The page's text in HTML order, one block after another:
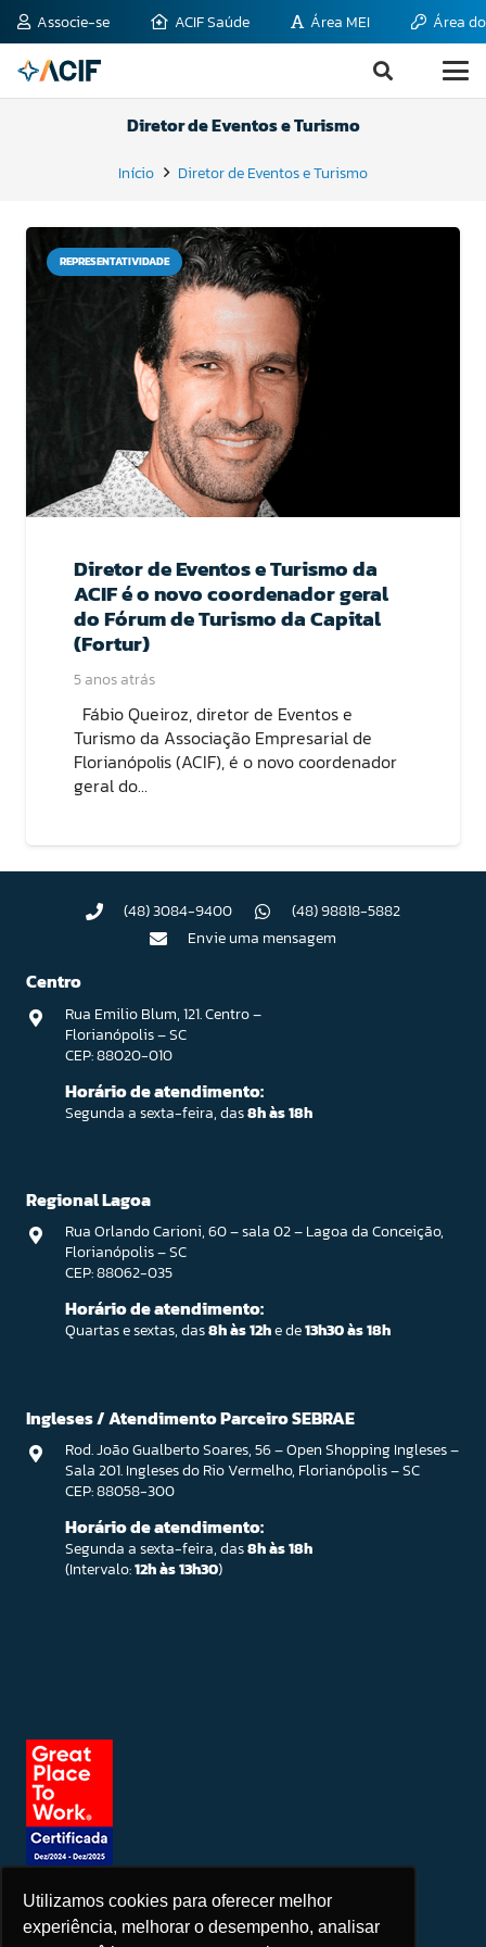
Utilizamos cookies para oferecer melhor
experiência, melhorar o desempenho, analisar
Associe-se ACIF Saúde Área MEI Área
Diretor de Eventos e Turismo
Início Diretor de Eventos e Turismo
REPRESENTATIVIDADE
Diretor de Eventos e Turismo da
ACIF é o novo coordenador geral
do Fórum de Turismo da Capital
(Fortur)
5 anos atrás
Fábio Queiroz, diretor de Eventos e
Turismo da Associação Empresarial de
Florianópolis (ACIF), é o novo coordenador
geral do…
(48) 3084-9400
(48) 98818-5882
Envie uma mensagem
Centro
Rua Emilio Blum, 121. Centro –
Florianópolis – SC
CEP: 88020-010
Horário de atendimento:
Segunda a sexta-feira, das8h às 18h
Regional Lagoa
Rua Orlando Carioni, 60 – sala 02 – Lagoa da Conceição,
Florianópolis – SC
CEP: 88062-035
Horário de atendimento:
Quartas e sextas, das8h às 12he de13h30 às 18h
Ingleses / Atendimento Parceiro SEBRAE
Rod. João Gualberto Soares, 56 – Open Shopping Ingleses –
Sala 201. Ingleses do Rio Vermelho, Florianópolis – SC
CEP: 88058-300
Horário de atendimento:
Segunda a sexta-feira, das8h às 18h
(Intervalo:12h às 13h30)
Seja um patrocinador